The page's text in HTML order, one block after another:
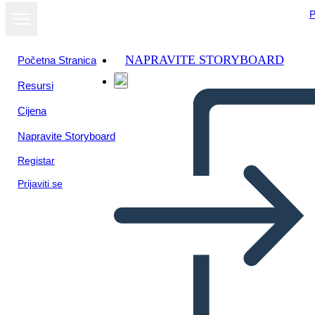
Početna Stranica
Resursi
Cijena
Napravite Storyboard
Registar
Prijaviti se
NAPRAVITE STORYBOARD